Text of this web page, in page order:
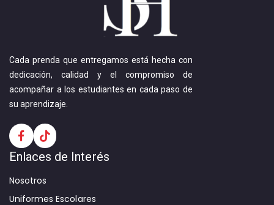
Cada prenda que entregamos está hecha con
dedicación, calidad y el compromiso de
acompañar a los estudiantes en cada paso de
su aprendizaje.
Enlaces de Interés
Nosotros
Uniformes Escolares